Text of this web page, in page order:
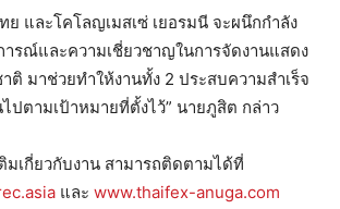
ย และโคโลญเมสเซ่ เยอรมนี จะผนึกกำลัง
รณ์และความเชี่ยวชาญในการจัดงานแสดง
ติ มาช่วยทำให้งานทั้ง 2 ประสบความสำเร็จ
ปตามเป้าหมายที่ตั้งไว้” นายภูสิต กล่าว
มเกี่ยวกับงาน สามารถติดตามได้ที่
และ www.thaifex-anuga.com